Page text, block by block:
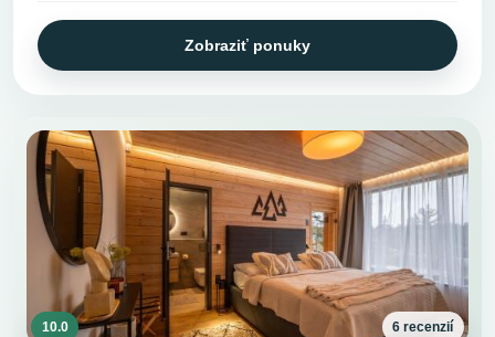
Zobraziť ponuky
10.0 6 recenzií